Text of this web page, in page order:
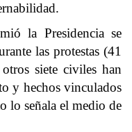
la Presidencia se
las protestas (41
siete civiles han
y hechos vinculados
lo señala el medio de